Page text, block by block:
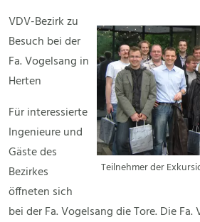
Teilnehmer der
VDV-Bezirk zu
Besuch bei der
Fa. Vogelsang in
Herten
Für interessierte
Ingenieure und
Gäste des
Bezirkes
öffneten sich
bei der Fa. Vogelsang die Tore. Die